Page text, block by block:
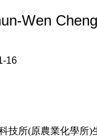
Wen Cheng
16
技所(原農業化學所)